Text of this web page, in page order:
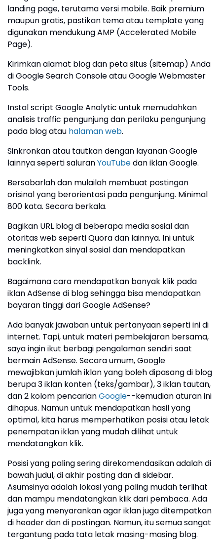
landing page, terutama versi mobile. Baik premium
maupun gratis, pastikan tema atau template yang
digunakan mendukung AMP (Accelerated Mobile
Page).
Kirimkan alamat blog dan peta situs (sitemap) Anda
di Google Search Console atau Google Webmaster
Tools.
Instal script Google Analytic untuk memudahkan
analisis traffic pengunjung dan perilaku pengunjung
pada blog atau halaman web.
Sinkronkan atau tautkan dengan layanan Google
lainnya seperti saluranYouTubedan iklan Google.
Bersabarlah dan mulailah membuat postingan
orisinal yang berorientasi pada pengunjung. Minimal
800 kata. Secara berkala.
Bagikan URL blog di beberapa media sosial dan
otoritas web seperti Quora dan lainnya. Ini untuk
meningkatkan sinyal sosial dan mendapatkan
backlink.
Bagaimana cara mendapatkan banyak klik pada
iklan AdSense di blog sehingga bisa mendapatkan
bayaran tinggi dari Google AdSense?
Ada banyak jawaban untuk pertanyaan seperti ini di
internet. Tapi, untuk materi pembelajaran bersama,
saya ingin ikut berbagi pengalaman sendiri saat
bermain AdSense. Secara umum, Google
mewajibkan jumlah iklan yang boleh dipasang di blog
berupa 3 iklan konten (teks/gambar), 3 iklan tautan,
dan 2 kolom pencarianGoogle--kemudian aturan ini
dihapus. Namun untuk mendapatkan hasil yang
optimal, kita harus memperhatikan posisi atau letak
penempatan iklan yang mudah dilihat untuk
mendatangkan klik.
Posisi yang paling sering direkomendasikan adalah di
bawah judul, di akhir posting dan di sidebar.
Asumsinya adalah lokasi yang paling mudah terlihat
dan mampu mendatangkan klik dari pembaca. Ada
juga yang menyarankan agar iklan juga ditempatkan
di header dan di postingan. Namun, itu semua sangat
tergantung pada tata letak masing-masing blog.